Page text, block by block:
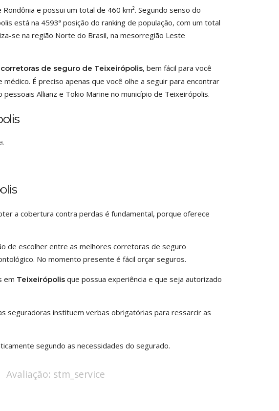
e possui um total de 460 km². Segundo senso do
está na 4593ª posição do ranking de população, com um total
se na região Norte do Brasil, na mesorregião Leste
corretoras de seguro de Teixeirópolis, bem fácil para você
É preciso apenas que você olhe a seguir para encontrar
Allianz e Tokio Marine no município de Teixeirópolis.
a cobertura contra perdas é fundamental, porque oferece
de escolher entre as melhores corretoras de seguro
No momento presente é fácil orçar seguros.
em Teixeirópolis que possua experiência e que seja autorizado
seguradoras instituem verbas obrigatórias para ressarcir as
segundo as necessidades do segurado.
Avaliação: stm_service